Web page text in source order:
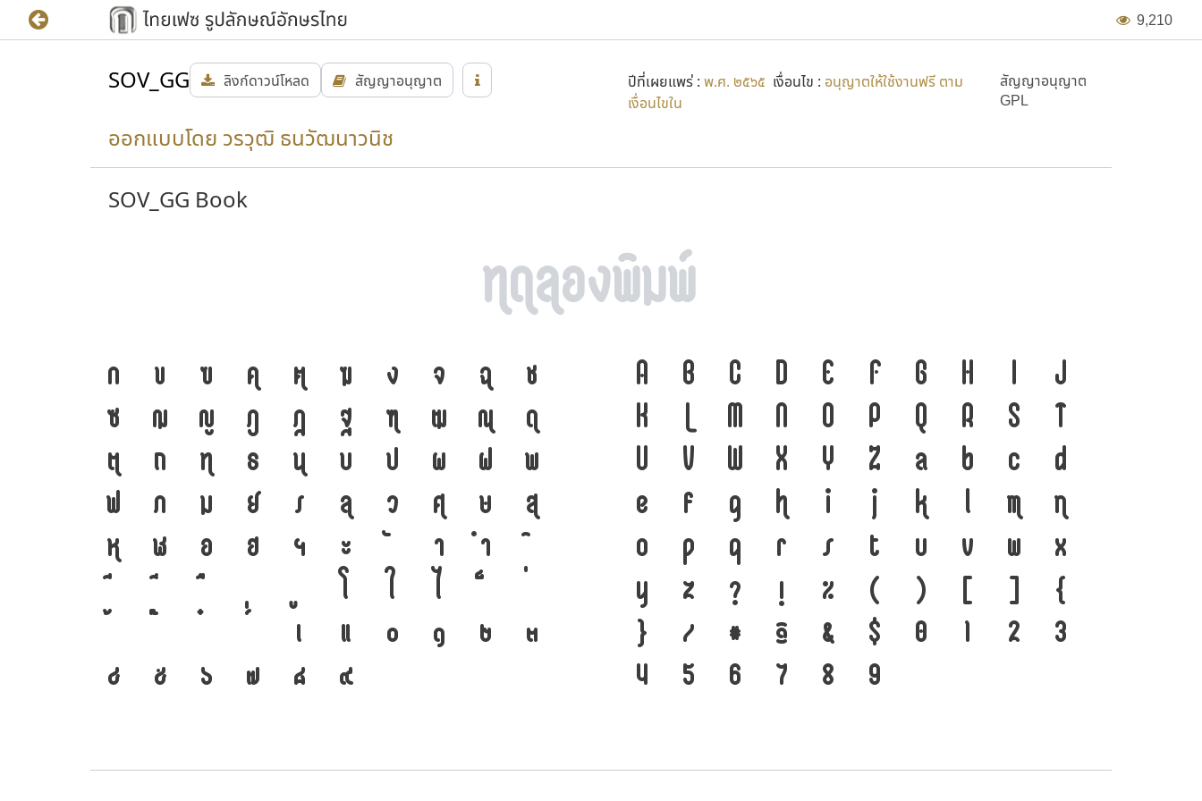
9,210
SOV_GG ลิงก์ดาวน์โหลด สัญญาอนุญาต ปีที่เผยแพร่ : พ.ศ. ๒๕๖๕ เงื่อนไข : อนุญาตให้ใช้งานฟรี ตาม
เงื่อนไขใน
สัญญาอนุญาต
GPL
ออกแบบโดย วรวุฒิ ธนวัฒนาวนิช
SOV_GG Book
ก ข ฃ ค ฅ ฆ ง จ ฉ
ช
ซ
ฌ ญ ฎ ฏ ฐ ฑ ฒ ณ
ด
ต
ถ ท ธ น บ ป ผ ฝ
พ
ฟ
ภ ม ย ร ล ว ศ ษ
ส
ห
ฬ อ ฮ ฯ ะ า
ำ
โ
ใ
ไ
เ
แ ๐ ๑ ๒
๓
๔
๕ ๖ ๗ ๘ ๙
A B C D E F G H I
J
K
L M N O P Q R S
T
U
V W X Y Z a b c
d
e
f g h i j k l m
n
o
p q r s t u v w
x
y
z ? ! % ( ) [ ]
{
}
/ # @ & $ 0 1 2
3
4
5 6 7 8 9
ภาษา คือ เครื่องมือสำคัญที่ทำให้ความเป็นชาติดำรงอยู่
ได้ ภาษา คือ สะพานเชื่อมตัวตนของชนชาติ จากอดีตสู่
ปัจจุบัน ตัวพิมพ์ คือ เครื่องมือสำคัญที่ทำให้ภาษาดำรง
อยู่ได้ แบบตัวพิมพ์ที่พัฒนาทันกระแสการเปลี่ยนแปลง
คือ โครงสร้างแกร่งของสะพานที่เชื่อมตัวตนของชาติ
จากปัจจุบันสู่อนาคต